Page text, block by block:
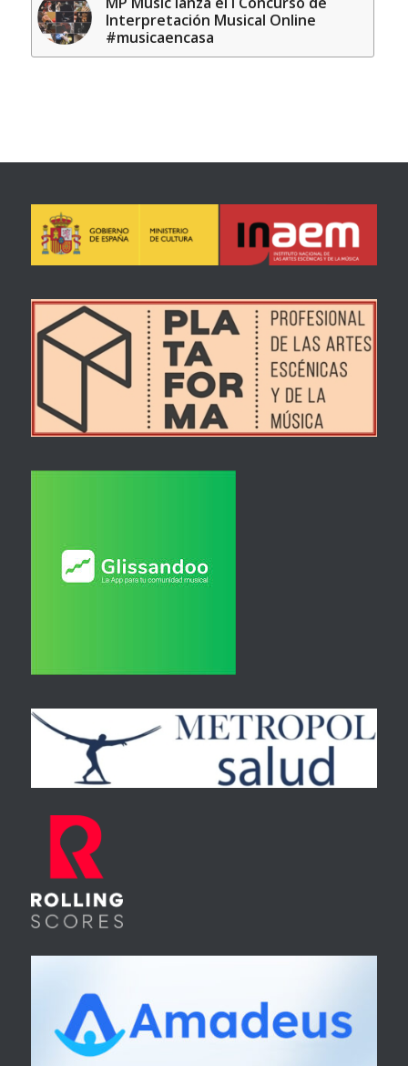
Interpretación Musical Online
#musicaencasa